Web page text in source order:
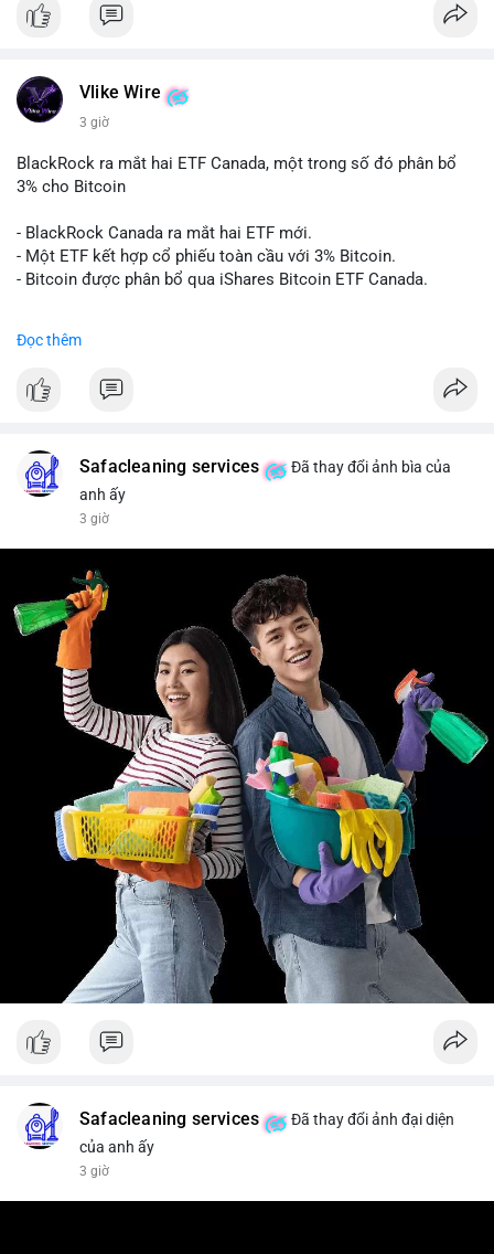
$btc
📰 Nguồn: Cointelegraph
Vlike Wire
3 giờ
BlackRock ra mắt hai ETF Canada, một trong số đó phân bổ
3% cho Bitcoin
- BlackRock Canada ra mắt hai ETF mới.
- Một ETF kết hợp cổ phiếu toàn cầu với 3% Bitcoin.
- Bitcoin được phân bổ qua iShares Bitcoin ETF Canada.
📰 Nguồn: Cointelegraph
Đọc thêm
Safacleaning services
Đã thay đổi ảnh bìa của
anh ấy
3 giờ
Safacleaning services
Đã thay đổi ảnh đại diện
của anh ấy
3 giờ